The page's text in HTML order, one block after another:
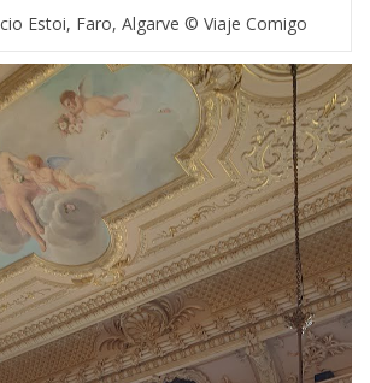
Estoi, Faro, Algarve © Viaje Comigo